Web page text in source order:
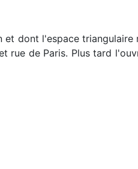
dont l'espace
rue de Paris. Plus tard